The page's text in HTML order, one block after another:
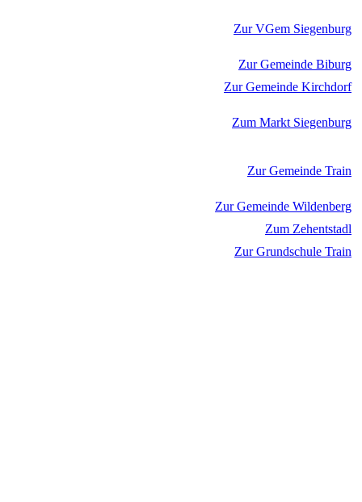
Zur VGem Siegenburg
Zur Gemeinde Biburg
Zur Gemeinde Kirchdorf
Zum Markt Siegenburg
Zur Gemeinde Train
Zur Gemeinde Wildenberg
Zum Zehentstadl
Zur Grundschule Train